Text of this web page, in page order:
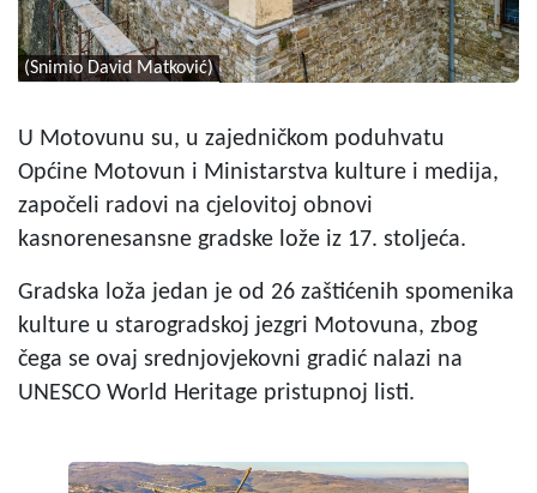
(Snimio David Matković)
U Motovunu su, u zajedničkom poduhvatu
Općine Motovun i Ministarstva kulture i medija,
započeli radovi na cjelovitoj obnovi
kasnorenesansne gradske lože iz 17. stoljeća.
Gradska loža jedan je od 26 zaštićenih spomenika
kulture u starogradskoj jezgri Motovuna, zbog
čega se ovaj srednjovjekovni gradić nalazi na
UNESCO World Heritage pristupnoj listi.